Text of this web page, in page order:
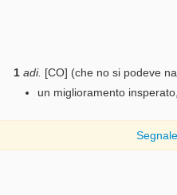
1 adi. [CO] (che no si podeve
un miglioramento insperato